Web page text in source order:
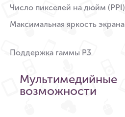
Число пикселей на дюйм (PPI)
Максимальная яркость экрана
Поддержка гаммы P3
Мультимедийные
возможности